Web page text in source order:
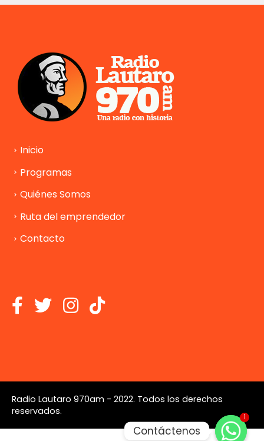
Inicio
Programas
Quiénes Somos
Ruta del emprendedor
Contacto
Radio Lautaro 970am - 2022. Todos los derechos
reservados.
1
Contáctenos